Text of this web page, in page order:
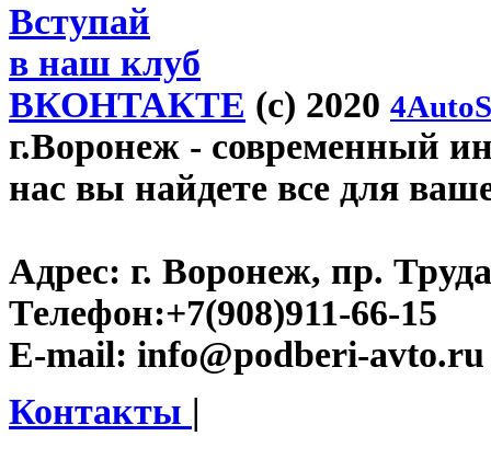
Вступай
в наш клуб
ВКОНТАКТЕ (c) 2020
г.Воронеж - современный
нас вы найдете все для
Адрес: г. Воронеж, пр.
Телефон:+7(908)911-66-15
E-mail: info@podberi-avto.ru
Контакты |